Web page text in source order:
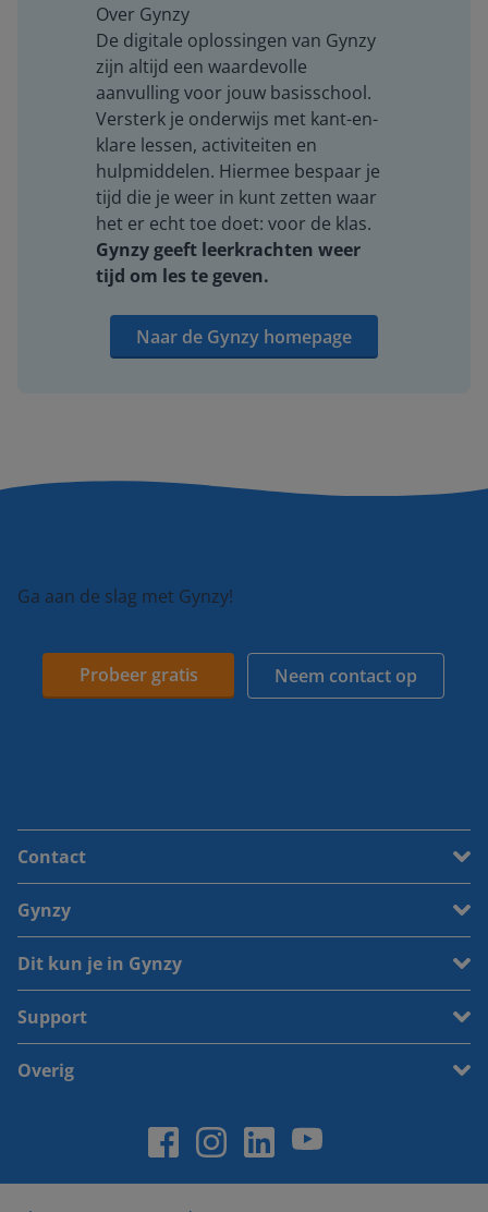
Over Gynzy
De digitale oplossingen van Gynzy
zijn altijd een waardevolle
aanvulling voor jouw basisschool.
Versterk je onderwijs met kant-en-
klare lessen, activiteiten en
hulpmiddelen. Hiermee bespaar je
tijd die je weer in kunt zetten waar
het er echt toe doet: voor de klas.
Gynzy geeft leerkrachten weer
tijd om les te geven.
Naar de Gynzy homepage
Ga aan de slag met Gynzy!
Probeer gratis Neem contact op
Contact
Gynzy
Dit kun je in Gynzy
Support
Overig